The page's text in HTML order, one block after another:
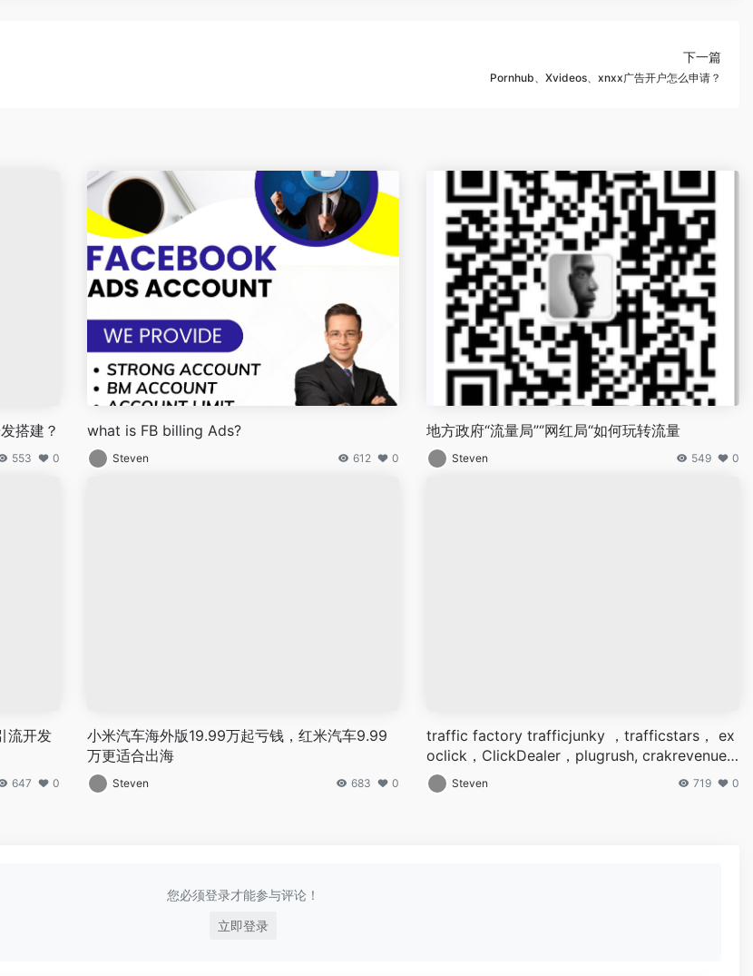
下一篇
Pornhub、Xvideos、xnxx广告开户怎么申请？
搭建？
553 0
what is FB billing Ads?
Steven 612 0
地方政府“流量局”‘’网红局“如何玩转流量
Steven 549 0
流开发
647 0
小米汽车海外版19.99万起亏钱，红米汽车9.99
万更适合出海
Steven 683 0
traffic factory trafficjunky ，trafficstars， ex
oclick，ClickDealer，plugrush, crakrevenue,
maxbounty，AdxXx广告开户指南
Steven 719 0
您必须登录才能参与评论！
立即登录